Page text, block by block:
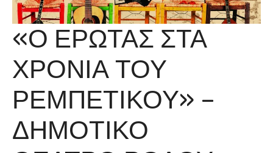
«Ο ΈΡΩΤΑΣ ΣΤΑ
ΧΡΌΝΙΑ ΤΟΥ
ΡΕΜΠΈΤΙΚΟΥ» –
ΔΗΜΟΤΙΚΌ